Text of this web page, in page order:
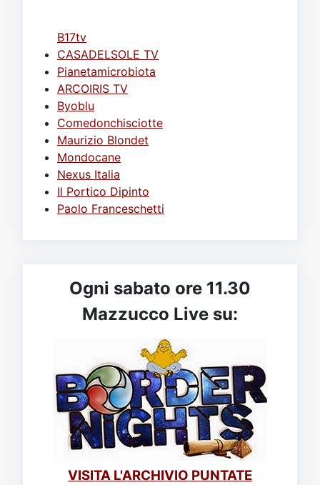
B17tv
CASADELSOLE TV
Pianetamicrobiota
ARCOIRIS TV
Byoblu
Comedonchisciotte
Maurizio Blondet
Mondocane
Nexus Italia
Il Portico Dipinto
Paolo Franceschetti
Ogni sabato ore 11.30
Mazzucco Live su:
VISITA L'ARCHIVIO PUNTATE